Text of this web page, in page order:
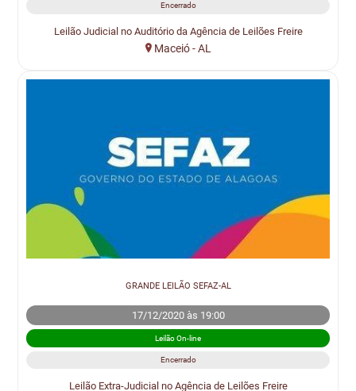
Encerrado
Leilão Judicial no Auditório da Agência de Leilões Freire
Maceió - AL
GRANDE LEILÃO SEFAZ-AL
17/12/2020 às 19:00
Leilão On-line
Encerrado
Leilão Extra-Judicial no Agência de Leilões Freire